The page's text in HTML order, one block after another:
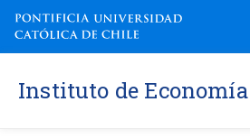
Instituto de Economía